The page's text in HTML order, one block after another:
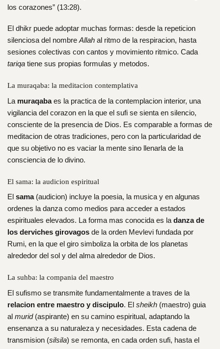
los corazones” (13:28).
El dhikr puede adoptar muchas formas: desde la repeticion
silenciosa del nombreAllah al ritmo de la respiracion, hasta
sesiones colectivas con cantos y movimiento ritmico. Cada
tariqa tiene sus propias formulas y metodos.
La muraqaba: la meditacion contemplativa
La muraqabaes la practica de la contemplacion interior, una
vigilancia del corazon en la que el sufi se sienta en silencio,
consciente de la presencia de Dios. Es comparable a formas de
meditacion de otras tradiciones, pero con la particularidad de
que su objetivo no es vaciar la mente sino llenarla de la
consciencia de lo divino.
El sama: la audicion espiritual
El sama(audicion) incluye la poesia, la musica y en algunas
ordenes la danza como medios para acceder a estados
espirituales elevados. La forma mas conocida es la danza de
los derviches girovagos de la orden Mevlevi fundada por
Rumi, en la que el giro simboliza la orbita de los planetas
alrededor del sol y del alma alrededor de Dios.
La suhba: la compania del maestro
El sufismo se transmite fundamentalmente a traves de la
relacion entre maestro y discipulo. El sheikh (maestro) guia
al murid(aspirante) en su camino espiritual, adaptando la
ensenanza a su naturaleza y necesidades. Esta cadena de
transmision (silsila) se remonta, en cada orden sufi, hasta el